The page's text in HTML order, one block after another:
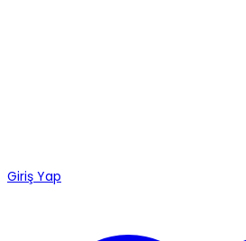
Giriş Yap